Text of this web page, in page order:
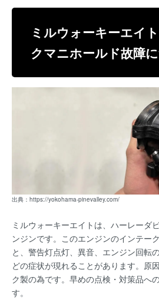
ミルウォーキーエイ
クマニホールド故障
出典： https://yokohama-pinevalley.com/
ミルウォーキーエイトは、ハーレーダ
ンジンです。このエンジンのインテー
と、警告灯点灯、異音、エンジン回転
どの症状が現れることがあります。原
ク製の為です。早めの点検・対策品へ
す。